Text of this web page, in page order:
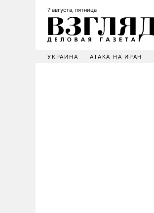
7 августа, пятница
УКРАИНА АТАКА НА ИРАН